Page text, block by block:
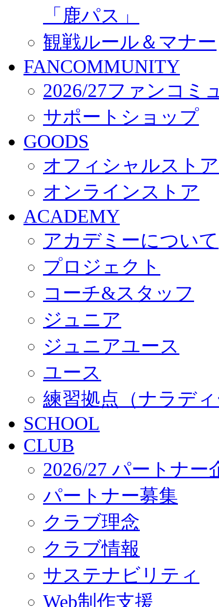
「鹿パス」
観戦ルール＆マナー
FANCOMMUNITY
2026/27ファンコミ
サポートショップ
GOODS
オフィシャルスト
オンラインストア
ACADEMY
アカデミーについて
プロジェクト
コーチ&スタッフ
ジュニア
ジュニアユース
ユース
練習拠点（ナラデ
SCHOOL
CLUB
2026/27 パートナー
パートナー募集
クラブ理念
クラブ情報
サステナビリティ
Web制作支援